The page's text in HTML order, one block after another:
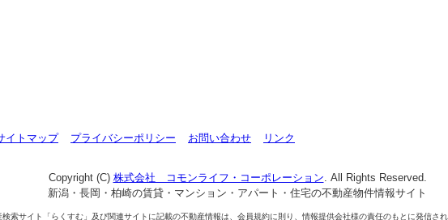
イトマップ プライバシーポリシー お問い合わせ リンク
Copyright (C) 株式会社 コモンライフ・コーポレーション. All Rights Reserved.
新潟・長岡・柏崎の賃貸・マンション・アパート・住宅の不動産物件情報サイト
検索サイト「らくすむ」及び関連サイトに記載の不動産情報は、会員規約に則り、情報提供会社様の責任のもとに発信され